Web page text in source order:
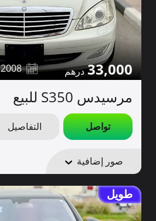
33,000
2008
مرسيدس S350 للبيع
تواصل التفاصيل
صور إضافية
طويل